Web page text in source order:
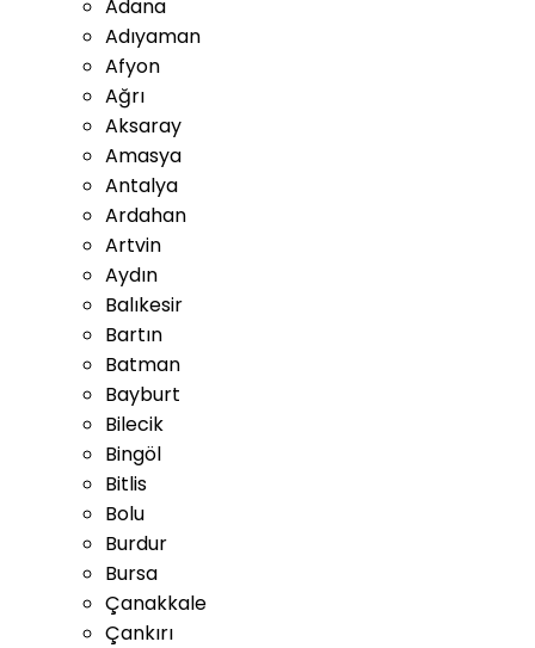
Adana
Adıyaman
Afyon
Ağrı
Aksaray
Amasya
Antalya
Ardahan
Artvin
Aydın
Balıkesir
Bartın
Batman
Bayburt
Bilecik
Bingöl
Bitlis
Bolu
Burdur
Bursa
Çanakkale
Çankırı